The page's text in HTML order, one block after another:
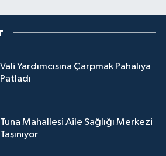
Vali Yardımcısına Çarpmak Pahalıya
Patladı
Tuna Mahallesi Aile Sağlığı Merkezi
Taşınıyor